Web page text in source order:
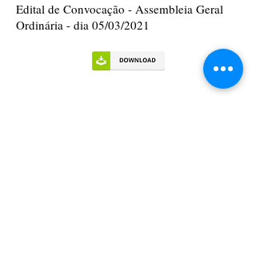
Edital de Convocação - Assembleia Geral
Ordinária - dia 05/03/2021